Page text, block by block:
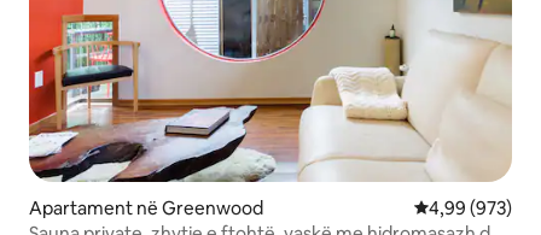
Apartament në Greenwood Vlerësimi
4,99 (973)